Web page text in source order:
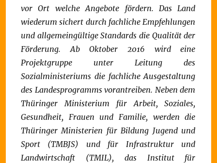
vor Ort welche Angebote fördern. Das Land
wiederum sichert durch fachliche Empfehlungen
und allgemeingültige Standards die Qualität der
Förderung.Ab Oktober 2016 wird eine
Projektgruppe unter Leitung des
Sozialministeriums die fachliche Ausgestaltung
des Landesprogramms vorantreiben. Neben dem
Thüringer Ministerium für Arbeit, Soziales,
Gesundheit, Frauen und Familie, werden die
Thüringer Ministerien für Bildung Jugend und
Sport (TMBJS) und für Infrastruktur und
Landwirtschaft (TMIL), das Institut für